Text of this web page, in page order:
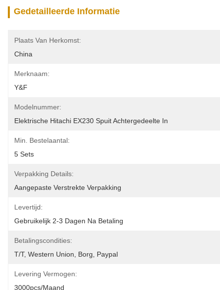
Gedetailleerde Informatie
Plaats Van Herkomst:
China
Merknaam:
Y&F
Modelnummer:
Elektrische Hitachi EX230 Spuit Achtergedeelte In
Min. Bestelaantal:
5 Sets
Verpakking Details:
Aangepaste Verstrekte Verpakking
Levertijd:
Gebruikelijk 2-3 Dagen Na Betaling
Betalingscondities:
T/T, Western Union, Borg, Paypal
Levering Vermogen:
3000pcs/maand